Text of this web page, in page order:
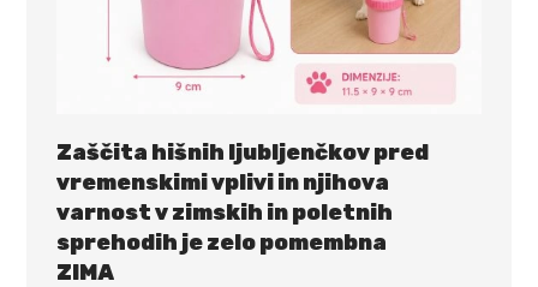
Zaščita hišnih ljubljenčkov pred
vremenskimi vplivi in ​​njihova
varnost v zimskih in poletnih
sprehodih je zelo pomembna
ZIMA